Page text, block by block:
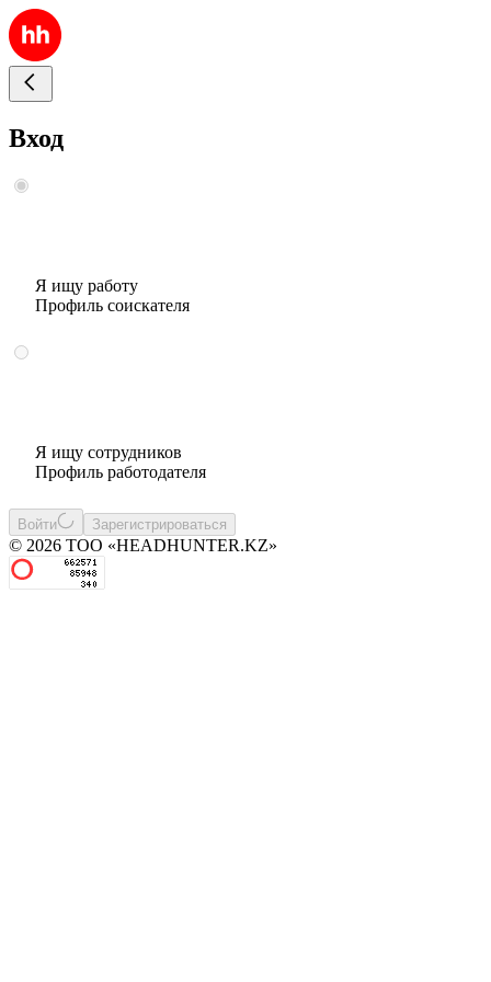
Вход
Я ищу работу
Профиль соискателя
Я ищу сотрудников
Профиль работодателя
Войти Зарегистрироваться
© 2026 ТОО «HEADHUNTER.KZ»